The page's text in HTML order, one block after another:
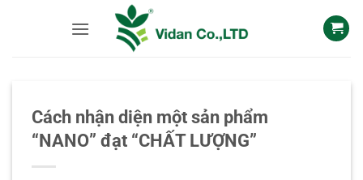
Cách nhận diện một sản phẩm
“NANO” đạt “CHẤT LƯỢNG”